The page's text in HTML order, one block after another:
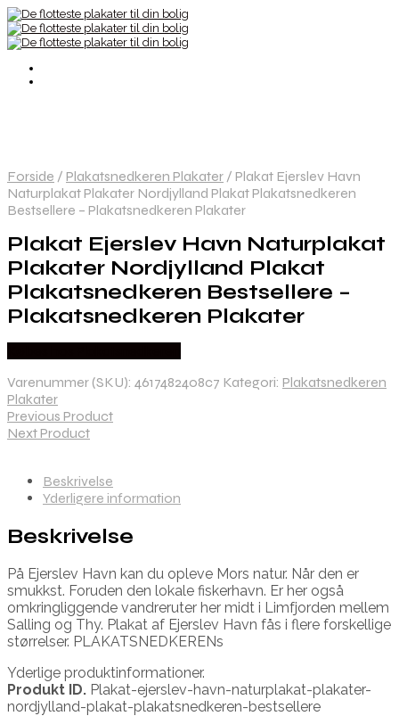
Forside / Plakatsnedkeren Plakater / Plakat Ejerslev Havn
Naturplakat Plakater Nordjylland Plakat Plakatsnedkeren
Bestsellere – Plakatsnedkeren Plakater
Plakat Ejerslev Havn Naturplakat
Plakater Nordjylland Plakat
Plakatsnedkeren Bestsellere –
Plakatsnedkeren Plakater
Varenummer (SKU): 4617482408c7 Kategori: Plakatsnedkeren
Plakater
Previous Product
Next Product
Beskrivelse
Yderligere information
Beskrivelse
På Ejerslev Havn kan du opleve Mors natur. Når den er
smukkst. Foruden den lokale fiskerhavn. Er her også
omkringliggende vandreruter her midt i Limfjorden mellem
Salling og Thy. Plakat af Ejerslev Havn fås i flere forskellige
størrelser. PLAKATSNEDKERENs
Yderlige produktinformationer.
Produkt ID. Plakat-ejerslev-havn-naturplakat-plakater-
nordjylland-plakat-plakatsnedkeren-bestsellere